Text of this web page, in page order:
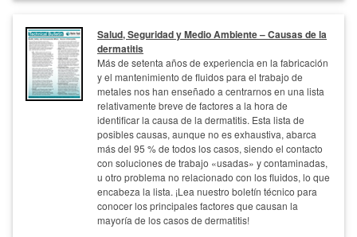
Salud, Seguridad y Medio Ambiente – Causas de la
dermatitis
Más de setenta años de experiencia en la fabricación
y el mantenimiento de fluidos para el trabajo de
metales nos han enseñado a centrarnos en una lista
relativamente breve de factores a la hora de
identificar la causa de la dermatitis. Esta lista de
posibles causas, aunque no es exhaustiva, abarca
más del 95 % de todos los casos, siendo el contacto
con soluciones de trabajo «usadas» y contaminadas,
u otro problema no relacionado con los fluidos, lo que
encabeza la lista. ¡Lea nuestro boletín técnico para
conocer los principales factores que causan la
mayoría de los casos de dermatitis!